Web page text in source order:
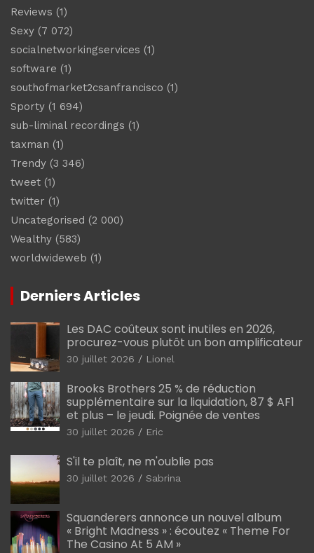
Reviews (1)
Sexy (7 072)
socialnetworkingservices (1)
software (1)
southofmarket2csanfrancisco (1)
Sporty (1 694)
sub-liminal recordings (1)
taxman (1)
Trendy (3 346)
tweet (1)
twitter (1)
Uncategorised (2 000)
Wealthy (583)
worldwideweb (1)
Derniers Articles
Les DAC coûteux sont inutiles en 2026,
procurez-vous plutôt un bon amplificateur
30 juillet 2026 Lionel
Brooks Brothers 25 % de réduction
supplémentaire sur la liquidation, 87 $ AF1
et plus – le jeudi. Poignée de ventes
30 juillet 2026 Eric
S'il te plaît, ne m'oublie pas
30 juillet 2026 Sabrina
Squanderers annonce un nouvel album
« Bright Madness » : écoutez « Theme For
The Casino At 5 AM »